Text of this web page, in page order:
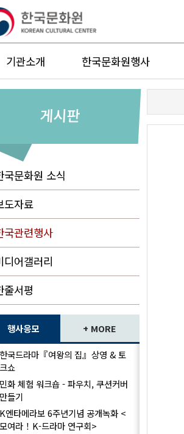
기관소개 한국문화원행사
게시판
국문화원 소식
도자료
국관련행사
디어갤러리
줄서평
행사응모 + MORE
한국드라마『여왕의 집』상영 & 토
크쇼
민화 체험 워크숍 - 파우치, 쿠션커버
만들기
K엔타메라보 6주년기념 공개녹화 <
모여라！K-드라마 연구회>